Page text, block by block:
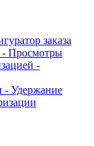
заказа
- Просмотры
-
- Удержание